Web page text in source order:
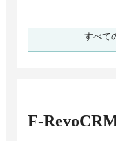
サービ
底解説
CRMツ
ング、
すべて
F-